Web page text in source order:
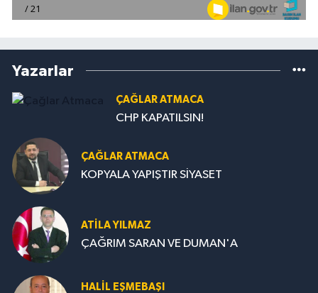
Yazarlar
ÇAĞLAR ATMACA
CHP KAPATILSIN!
ÇAĞLAR ATMACA
KOPYALA YAPIŞTIR SİYASET
ATILA YILMAZ
ÇAĞRIM SARAN VE DUMAN'A
HALIL EŞMEBAŞI